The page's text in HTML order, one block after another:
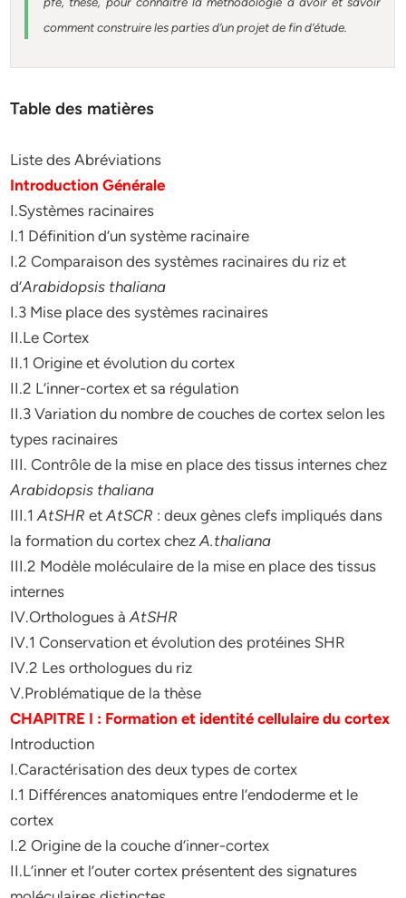
comment construire les parties d’un projet de fin d’étude
Table des matières
Liste des Abréviations
Introduction Générale
I.Systèmes racinaires
I.1 Définition d’un système racinaire
I.2 Comparaison des systèmes racinaires du riz et
d’Arabidopsis thaliana
I.3 Mise place des systèmes racinaires
II.Le Cortex
II.1 Origine et évolution du cortex
II.2 L’inner-cortex et sa régulation
II.3 Variation du nombre de couches de cortex selon les
types racinaires
III. Contrôle de la mise en place des tissus internes chez
Arabidopsis thaliana
III.1AtSHRetAtSCR : deux gènes clefs impliqués dans
la formation du cortex chezA.thaliana
III.2 Modèle moléculaire de la mise en place des tissus
internes
IV.Orthologues àAtSHR
IV.1 Conservation et évolution des protéines SHR
IV.2 Les orthologues du riz
V.Problématique de la thèse
CHAPITRE I : Formation et identité cellulaire du cortex
Introduction
I.Caractérisation des deux types de cortex
I.1 Différences anatomiques entre l’endoderme et le
cortex
I.2 Origine de la couche d’inner-cortex
II.L’inner et l’outer cortex présentent des signatures